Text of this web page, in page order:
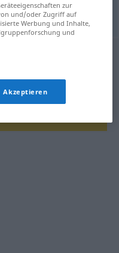
zur
und/oder Zugriff auf
Werbung und Inhalte,
und
Akzeptieren